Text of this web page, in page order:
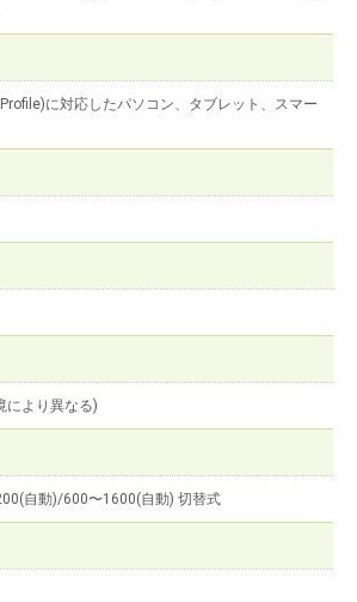
Profile)に対応したパソコン、タブレット、スマー
により異なる)
自動)/600〜1600(自動) 切替式